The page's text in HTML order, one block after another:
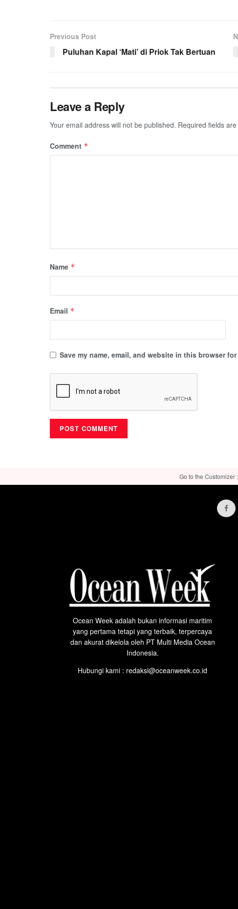
Previous Post
Puluhan Kapal ‘Mati’ di Priok Tak Bertuan
Leave a Reply
Your email address will not be published. Required fields
Comment *
Name *
Email *
Save my name, email, and website in this browser
Go to the Customizer
Ocean Week adalah bukan informasi maritim
yang pertama tetapi yang terbaik, terpercaya
dan akurat dikelola oleh PT Multi Media Ocean
Indonesia.
Hubungi kami : redaksi@oceanweek.co.id